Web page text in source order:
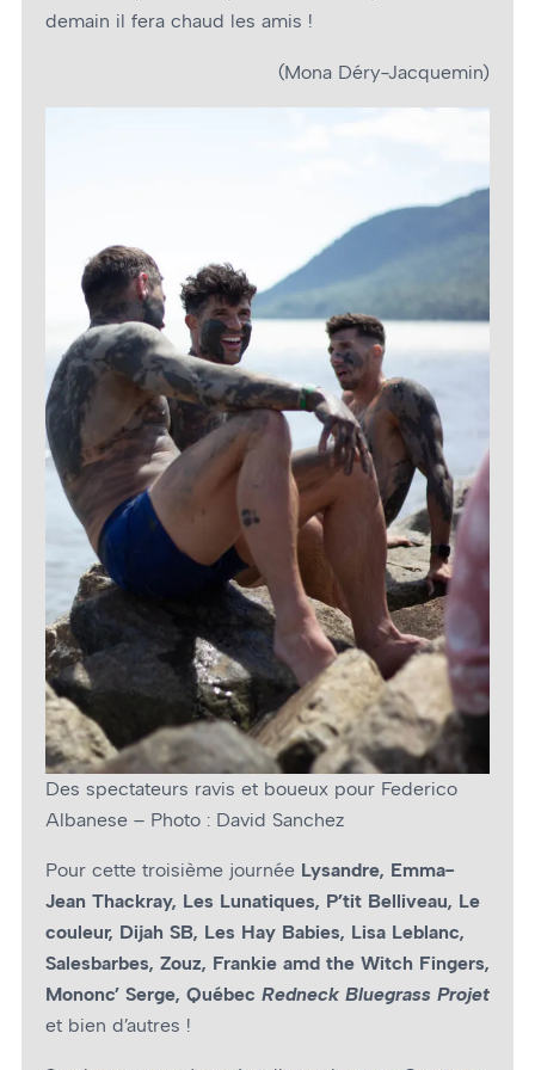
demain il fera chaud les amis !
(Mona Déry-Jacquemin)
Des spectateurs ravis et boueux pour Federico
Albanese – Photo : David Sanchez
Pour cette troisième journée Lysandre, Emma-
Jean Thackray, Les Lunatiques, P’tit Belliveau, Le
couleur, Dijah SB, Les Hay Babies, Lisa Leblanc,
Salesbarbes, Zouz, Frankie amd the Witch Fingers,
Mononc’ Serge, Québec Redneck Bluegrass Projet
et bien d’autres !